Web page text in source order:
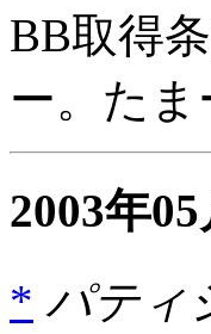
BB取得
ー。た
2003年05
* パティ